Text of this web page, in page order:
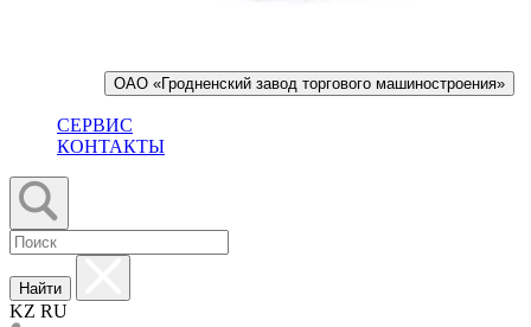
ОАО «Гродненский завод торгового машиностроения»
СЕРВИС
КОНТАКТЫ
Найти
KZ RU